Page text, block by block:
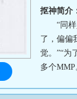
抠神简介
“同
了，偏偏
觉。”“为
多个MMP